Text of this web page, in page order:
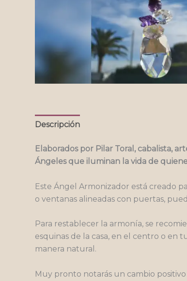
Descripción
Elaborados por Pilar Toral, cabalista,
Ángeles que iluminan la vida de
Este Ángel Armonizador está creado
o ventanas alineadas con puertas,
Para restablecer la armonía, se
esquinas de la casa, en el centro o en
manera natural.
Muy pronto notarás un cambio